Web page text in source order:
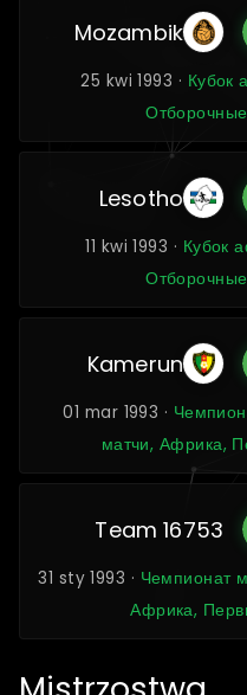
Mozambik
25 kwi 1993 · Кубок
Lesotho
11 kwi 1993 · Кубок
Kamerun
01 mar 1993 ·
матчи, Африка,
Team 16753
31 sty 1993 · Чемпионат
Африка,